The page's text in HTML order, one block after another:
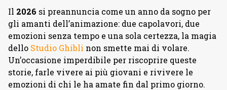
Il 2026 si preannuncia come un anno da sogno per
gli amanti dell’animazione: due capolavori, due
emozioni senza tempo e una sola certezza, la magia
dello Studio Ghibli non smette mai di volare.
Un’occasione imperdibile per riscoprire queste
storie, farle vivere ai più giovani e rivivere le
emozioni di chi le ha amate fin dal primo giorno.